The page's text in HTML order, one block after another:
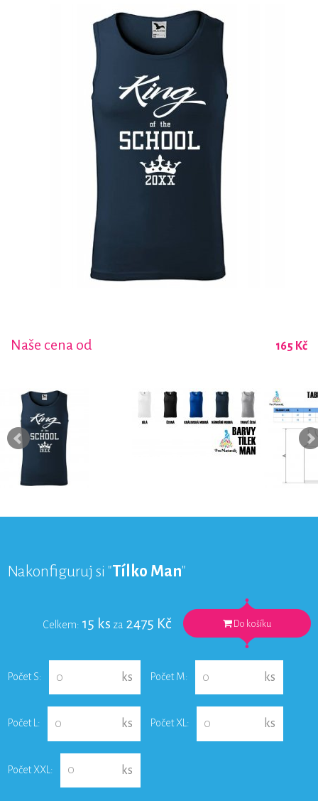
Naše cena od 165 Kč
Nakonfiguruj si "Tílko Man"
Do košíku
Celkem: 15 ks za 2475 Kč
Počet S: ks Počet M: ks
Počet L: ks Počet XL: ks
Počet XXL: ks